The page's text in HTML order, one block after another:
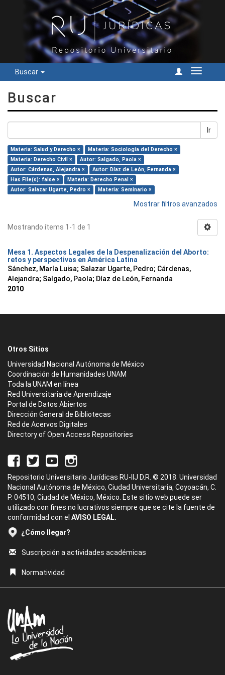
Buscar
Cambiar
Buscar
Ir
Materia: Salud y Derecho ×
Materia: Sociología del Derecho ×
Materia: Derecho Civil ×
Autor: Salgado, Paola ×
Autor: Cárdenas, Alejandra ×
Autor: Díaz de León, Fernanda ×
Has File(s): false ×
Materia: Derecho Penal ×
Autor: Salazar Ugarte, Pedro ×
Materia: Seminario ×
Mostrar filtros avanzados
Mostrando ítems 1-1 de 1
Mesa 1. Aspectos Legales de la Despenalización del Aborto:
retos y perspectivas en América Latina
Sánchez, María Luisa; Salazar Ugarte, Pedro; Cárdenas,
Alejandra; Salgado, Paola; Díaz de León, Fernanda
2010
Otros Sitios
Universidad Nacional Autónoma de México
Coordinación de Humanidades UNAM
Toda la UNAM en línea
Red Universitaria de Aprendizaje
Portal de Datos Abiertos
Dirección General de Bibliotecas
Red de Acervos Digitales
Directory of Open Access Repositories
Repositorio Universitario Jurídicas RU-IIJ D.R. © 2018. Universidad
Nacional Autónoma de México, Ciudad Universitaria, Coyoacán, C.
P. 04510, Ciudad de México, México. Este sitio web puede ser
utilizado con fines no lucrativos siempre que se cite la fuente de
conformidad con el AVISO LEGAL.
¿Cómo llegar?
Suscripción a actividades académicas
Normatividad